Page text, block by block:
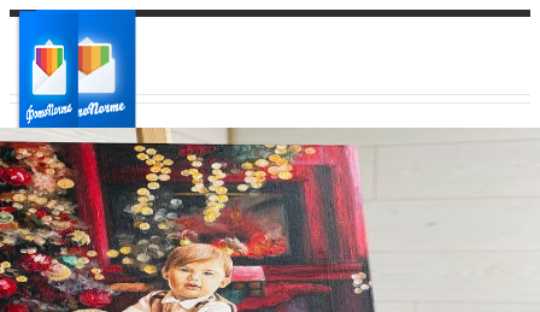
Ваш город:
Ваш регион доставки
Выберите из списка: